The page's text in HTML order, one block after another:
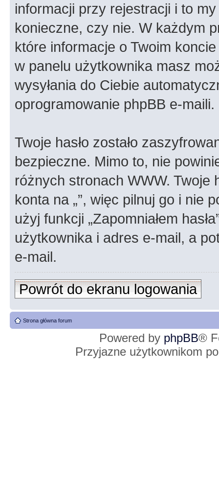
informacji przy rejestracji i to
konieczne, czy nie. W każdym
które informacje o Twoim
w panelu użytkownika masz
wysyłania do Ciebie
oprogramowanie phpBB e-maili.
Twoje hasło zostało
bezpieczne. Mimo to, nie
różnych stronach WWW. Twoje
konta na „”, więc pilnuj go i nie
użyj funkcji „Zapomniałem
użytkownika i adres e-mail, a
e-mail.
Powrót do ekranu logowania
Strona główna forum
Powered by phpBB®
Przyjazne użytkownikom